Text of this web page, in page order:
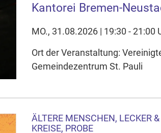
Kantorei Bremen-
MO., 31.08.2026 | 19:30 - 21:00
Ort der Veranstaltung:
Gemeindezentrum St. Pauli
ÄLTERE MENSCHEN, LECKER
KREISE, PROBE